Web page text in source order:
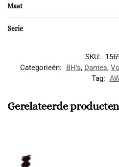
Maat
Serie
SKU:
Categorieën:
BH's, Dames,
Tag:
Gerelateerde producten